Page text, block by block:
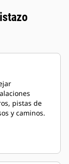
pistas de
y caminos.